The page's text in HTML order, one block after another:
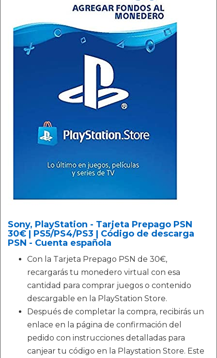
Sony, PlayStation - Tarjeta Prepago PSN
30€ | PS5/PS4/PS3 | Código de descarga
PSN - Cuenta española
Con la Tarjeta Prepago PSN de 30€,
recargarás tu monedero virtual con esa
cantidad para comprar juegos o contenido
descargable en la PlayStation Store.
Después de completar la compra, recibirás un
enlace en la página de confirmación del
pedido con instrucciones detalladas para
canjear tu código en la Playstation Store. Este